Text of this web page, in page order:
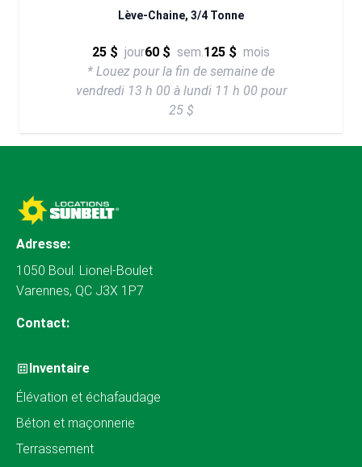
Lève-Chaine, 3/4 Tonne
25 $ jour60 $ sem.125 $ mois
* Louez pour la fin de semaine de
vendredi 13 h 00 à lundi 11 h 00 pour
25 $
Adresse:
1050 Boul. Lionel-Boulet
Varennes, QC J3X 1P7
Contact:
Inventaire
Élévation et échafaudage
Béton et maçonnerie
Terrassement